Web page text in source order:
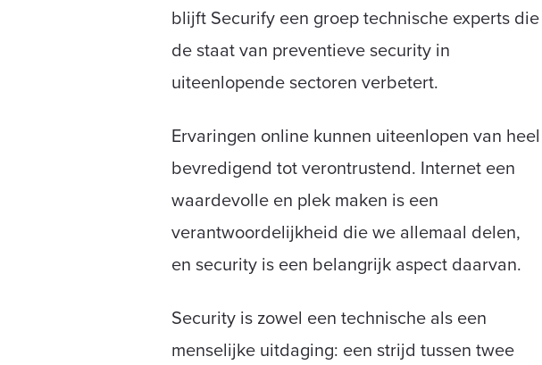
blijft Securify een groep technische experts die
de staat van preventieve security in
uiteenlopende sectoren verbetert.
Ervaringen online kunnen uiteenlopen van heel
bevredigend tot verontrustend. Internet een
waardevolle en plek maken is een
verantwoordelijkheid die we allemaal delen,
en security is een belangrijk aspect daarvan.
Security is zowel een technische als een
menselijke uitdaging: een strijd tussen twee